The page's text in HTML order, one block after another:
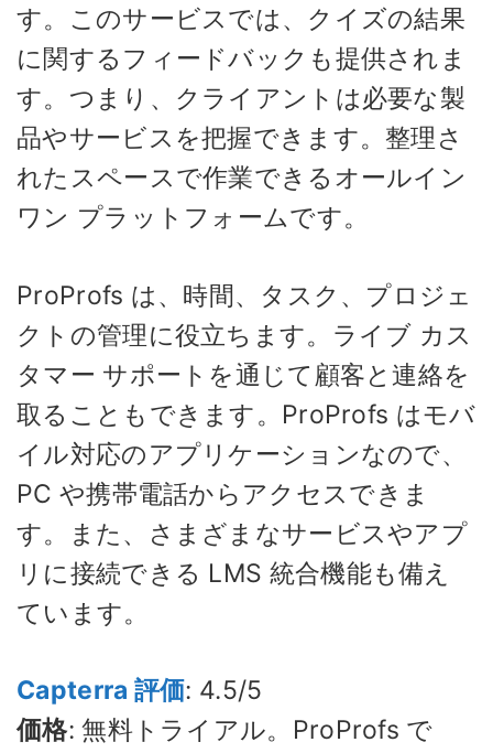
す。このサービスでは、クイズの結果
に関するフィードバックも提供されま
す。つまり、クライアントは必要な製
品やサービスを把握できます。整理さ
れたスペースで作業できるオールイン
ワン プラットフォームです。
ProProfs は、時間、タスク、プロジェ
クトの管理に役立ちます。ライブ カス
タマー サポートを通じて顧客と連絡を
取ることもできます。ProProfs はモバ
イル対応のアプリケーションなので、
PC や携帯電話からアクセスできま
す。また、さまざまなサービスやアプ
リに接続できる LMS 統合機能も備え
ています。
Capterra 評価: 4.5/5
価格: 無料トライアル。ProProfs で